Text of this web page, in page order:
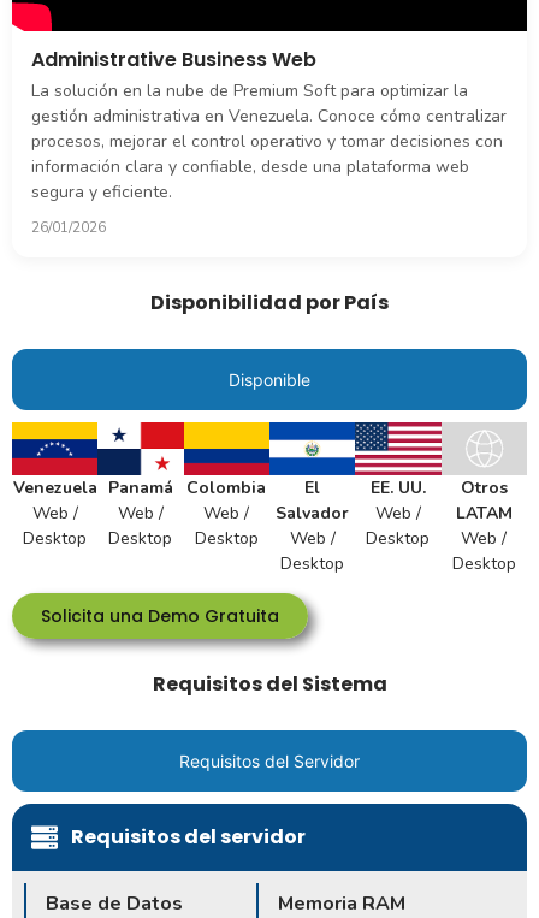
Administrative Business Web
La solución en la nube de Premium Soft para optimizar la
gestión administrativa en Venezuela. Conoce cómo centralizar
procesos, mejorar el control operativo y tomar decisiones con
información clara y confiable, desde una plataforma web
segura y eficiente.
26/01/2026
Disponibilidad por País
Disponible
Venezuela
Web /
Desktop
Panamá
Web /
Desktop
Colombia
Web /
Desktop
El
Salvador
Web /
Desktop
EE. UU.
Web /
Desktop
Otros
LATAM
Web /
Desktop
Solicita una Demo Gratuita
Requisitos del Sistema
Requisitos del Servidor
Requisitos del servidor
Base de Datos Memoria RAM